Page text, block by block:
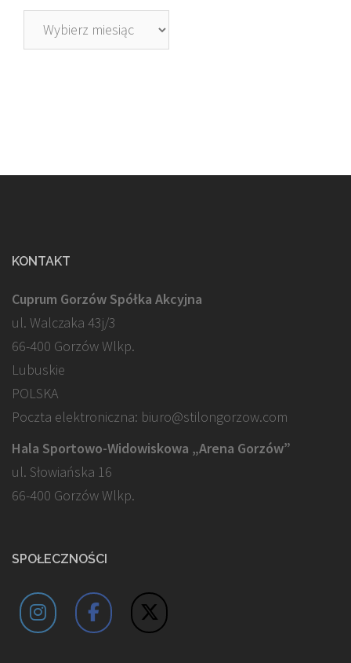
Archiwa
KONTAKT
Cuprum Gorzów Spółka Akcyjna
ul. Walczaka 43j/3
66-400 Gorzów Wlkp.
Lubuskie
POLSKA
Poczta elektroniczna: biuro@stilongorzow.com
Hala Sportowo-Widowiskowa „Arena Gorzów”
ul. Słowiańska 16
66-400 Gorzów Wlkp.
SPOŁECZNOŚCI